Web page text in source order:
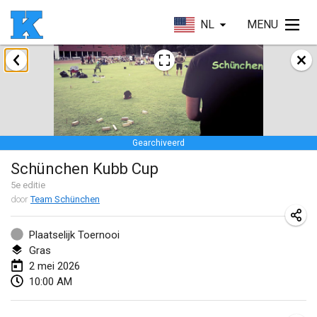
NL MENU
Gearchiveerd
Schünchen Kubb Cup
5e editie
door Team Schünchen
Plaatselijk Toernooi
Gras
2 mei 2026
10:00 AM
januari 2026
Skuffle for the Shovel
17 jan. 2026|Verenigde Staten
Skuffle for the Shovel
17 jan. 2026|Verenigde Staten
Winterkubb
25 jan. 2026|België
maart 2026
Winter Kubb Mött
1 mrt. 2026|Duitsland